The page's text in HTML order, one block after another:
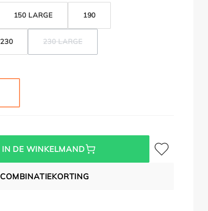
150 LARGE 190
230 230 LARGE(DEZE OPTIE IS MOMENTEEL NIET
IN DE WINKELMAND
Toevoegen aan
COMBINATIEKORTING